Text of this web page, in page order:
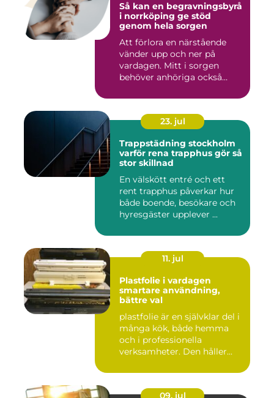
Så kan en begravningsbyrå
i norrköping ge stöd
genom hela sorgen
Att förlora en närstående
vänder upp och ner på
vardagen. Mitt i sorgen
behöver anhöriga också
23. jul
Trappstädning stockholm
varför rena trapphus gör så
stor skillnad
En välskött entré och ett
rent trapphus påverkar hur
både boende, besökare och
hyresgäster upplever ...
11. jul
Plastfolie i vardagen
smartare användning,
bättre val
plastfolie är en självklar del i
många kök, både hemma
och i professionella
verksamheter. Den håller...
09. jul